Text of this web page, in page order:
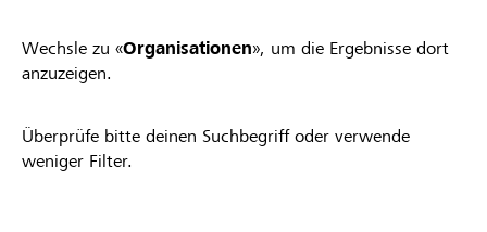
Wechsle zu «Organisationen», um die Ergebnisse dort
anzuzeigen.
Überprüfe bitte deinen Suchbegriff oder verwende
weniger Filter.